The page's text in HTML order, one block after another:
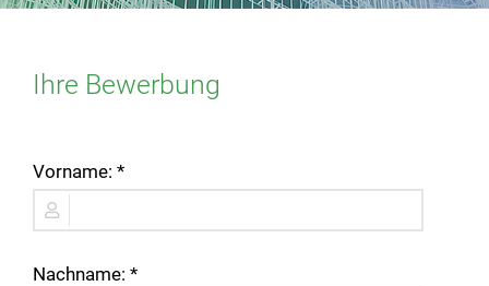
Ihre Bewerbung
Vorname: *
Nachname: *